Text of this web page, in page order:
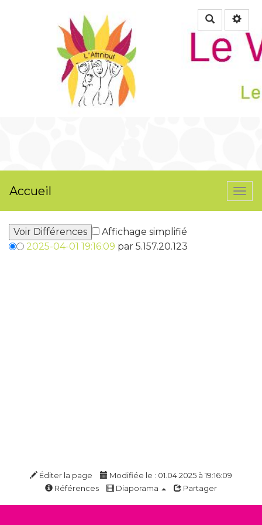
Rechercher
Accueil
Affichage simplifié
2025-04-01 19:16:09 par 5.157.20.123
Éditer la page
Modifiée le : 01.04.2025 à 19:16:09
Références
Diaporama Partager